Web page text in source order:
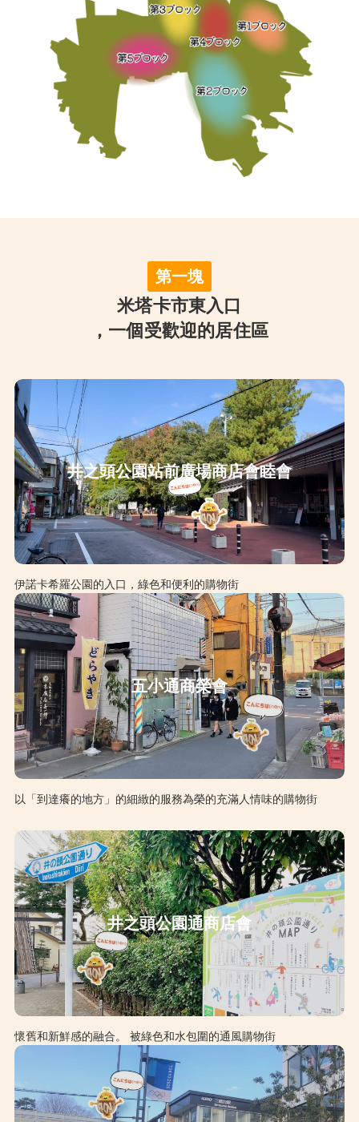
第一塊
米塔卡市東入口
，一個受歡迎的居住區
井之頭公園站前廣場商店會睦會
伊諾卡希羅公園的入口，綠色和便利的購物街
五小通商榮會
以「到達癢的地方」的細緻的服務為榮的充滿人情味的購物街
井之頭公園通商店會
懷舊和新鮮感的融合。 被綠色和水包圍的通風購物街